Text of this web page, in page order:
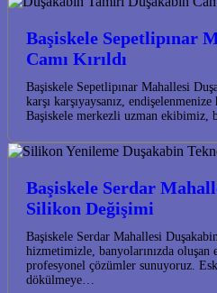
Başiskele Sepetlipınar
Camı Kırıldı
Başiskele Sepetlipınar Mahallesi
karşı karşıyaysanız,
Başiskele merkezli uzman
Başiskele Serdar
Silikon Değişimi
Başiskele Serdar Mahallesi
hizmetimizle, banyolarınızda
profesyonel çözümler sunuyoruz.
dökülmeye…